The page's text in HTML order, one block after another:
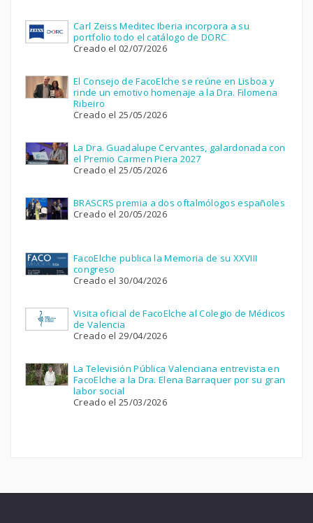
Carl Zeiss Meditec Iberia incorpora a su
portfolio todo el catálogo de DORC
Creado el 02/07/2026
El Consejo de FacoElche se reúne en Lisboa y
rinde un emotivo homenaje a la Dra. Filomena
Ribeiro
Creado el 25/05/2026
La Dra. Guadalupe Cervantes, galardonada con
el Premio Carmen Piera 2027
Creado el 25/05/2026
BRASCRS premia a dos oftalmólogos españoles
Creado el 20/05/2026
FacoElche publica la Memoria de su XXVIII
congreso
Creado el 30/04/2026
Visita oficial de FacoElche al Colegio de Médicos
de Valencia
Creado el 29/04/2026
La Televisión Pública Valenciana entrevista en
FacoElche a la Dra. Elena Barraquer por su gran
labor social
Creado el 25/03/2026